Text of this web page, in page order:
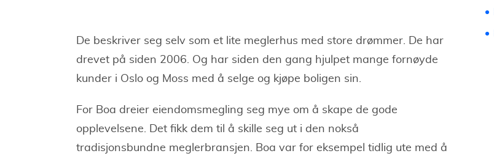
De beskriver seg selv som et lite meglerhus med store drømmer. De har
drevet på siden 2006. Og har siden den gang hjulpet mange fornøyde
kunder i Oslo og Moss med å selge og kjøpe boligen sin.
For Boa dreier eiendomsmegling seg mye om å skape de gode
opplevelsene. Det fikk dem til å skille seg ut i den nokså
tradisjonsbundne meglerbransjen. Boa var for eksempel tidlig ute med å